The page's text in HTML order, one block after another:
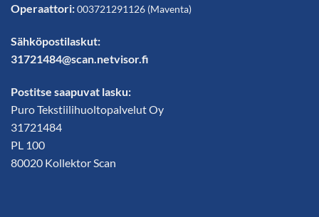
Operaattori:003721291126 (Maventa)
Sähköpostilaskut:
31721484@scan.netvisor.fi
Postitse saapuvat lasku:
Puro Tekstiilihuoltopalvelut Oy
31721484
PL 100
80020 Kollektor Scan